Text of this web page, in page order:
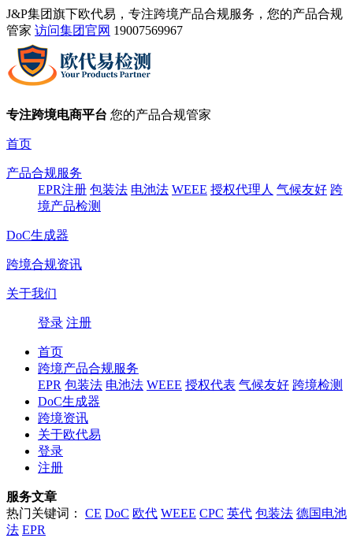
J&P集团旗下欧代易，专注跨境产品合规服务，您的产品合规
管家 访问集团官网 19007569967
专注跨境电商平台 您的产品合规管家
首页
产品合规服务
EPR注册 包装法 电池法 WEEE 授权代理人 气候友好 跨
境产品检测
DoC生成器
跨境合规资讯
关于我们
登录 注册
首页
跨境产品合规服务
EPR 包装法 电池法 WEEE 授权代表 气候友好 跨境检测
DoC生成器
跨境资讯
关于欧代易
登录
注册
服务文章
热门关键词： CE DoC 欧代 WEEE CPC 英代 包装法 德国电池
法 EPR